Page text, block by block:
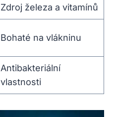
Zdroj železa a vitamínů
Bohaté na vlákninu
Antibakteriální
vlastnosti